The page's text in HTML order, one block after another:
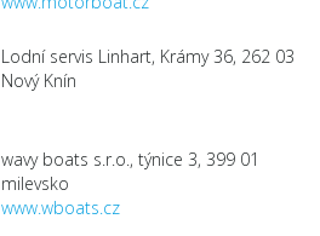
Lodní servis Linhart, Krámy 36, 262 03
Nový Knín
wavy boats s.r.o., týnice 3, 399 01
milevsko
www.wboats.cz